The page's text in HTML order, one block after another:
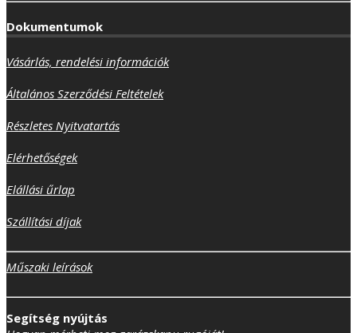
Dokumentumok
Vásárlás, rendelési információk
Általános Szerződési Feltételek
Részletes Nyitvatartás
Elérhetőségek
Elállási űrlap
Szállítási díjak
Műszaki leírások
Segítség nyújtás